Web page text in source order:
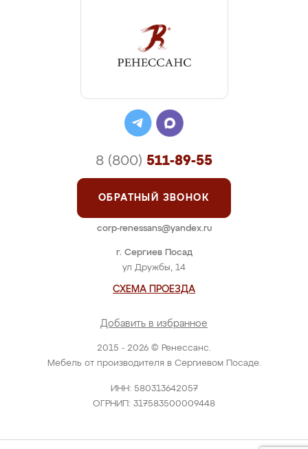
2015 - 2026 © Ренессанс.
Мебель от производителя в Сергиевом Посаде.
ИНН: 580313642057
ОГРНИП: 317583500009448
г. Сергиев Посад
ул Дружбы, 14
СХЕМА ПРОЕЗДА
Добавить в избранное
8 (800) 511-89-55
ОБРАТНЫЙ ЗВОНОК
corp-renessans@yandex.ru